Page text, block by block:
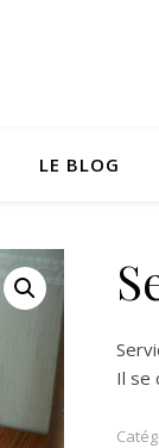
LE BLOG
Il se